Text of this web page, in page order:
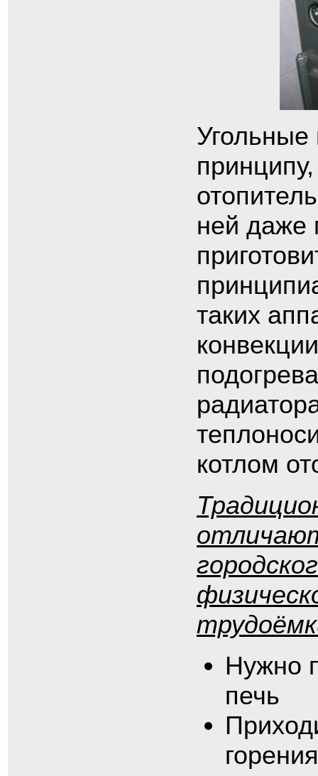
Угольные
ней даже
таких
котлом
Нужно
печь